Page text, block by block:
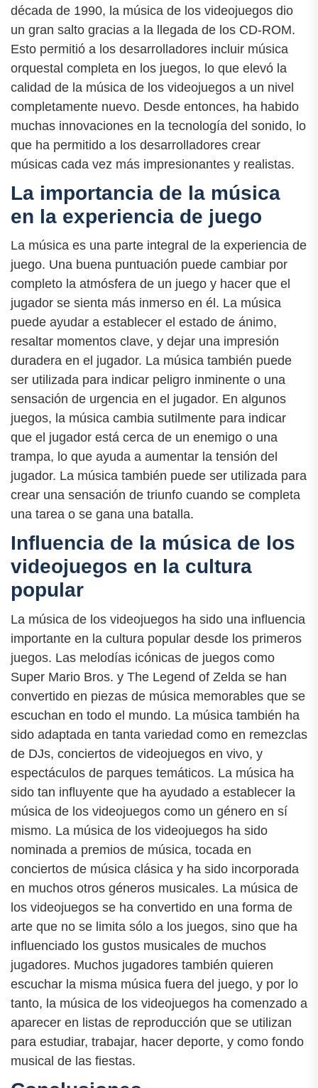
década de 1990, la música de los videojuegos dio
un gran salto gracias a la llegada de los CD-ROM.
Esto permitió a los desarrolladores incluir música
orquestal completa en los juegos, lo que elevó la
calidad de la música de los videojuegos a un nivel
completamente nuevo. Desde entonces, ha habido
muchas innovaciones en la tecnología del sonido, lo
que ha permitido a los desarrolladores crear
músicas cada vez más impresionantes y realistas.
La importancia de la música
en la experiencia de juego
La música es una parte integral de la experiencia de
juego. Una buena puntuación puede cambiar por
completo la atmósfera de un juego y hacer que el
jugador se sienta más inmerso en él. La música
puede ayudar a establecer el estado de ánimo,
resaltar momentos clave, y dejar una impresión
duradera en el jugador. La música también puede
ser utilizada para indicar peligro inminente o una
sensación de urgencia en el jugador. En algunos
juegos, la música cambia sutilmente para indicar
que el jugador está cerca de un enemigo o una
trampa, lo que ayuda a aumentar la tensión del
jugador. La música también puede ser utilizada para
crear una sensación de triunfo cuando se completa
una tarea o se gana una batalla.
Influencia de la música de los
videojuegos en la cultura
popular
La música de los videojuegos ha sido una influencia
importante en la cultura popular desde los primeros
juegos. Las melodías icónicas de juegos como
Super Mario Bros. y The Legend of Zelda se han
convertido en piezas de música memorables que se
escuchan en todo el mundo. La música también ha
sido adaptada en tanta variedad como en remezclas
de DJs, conciertos de videojuegos en vivo, y
espectáculos de parques temáticos. La música ha
sido tan influyente que ha ayudado a establecer la
música de los videojuegos como un género en sí
mismo. La música de los videojuegos ha sido
nominada a premios de música, tocada en
conciertos de música clásica y ha sido incorporada
en muchos otros géneros musicales. La música de
los videojuegos se ha convertido en una forma de
arte que no se limita sólo a los juegos, sino que ha
influenciado los gustos musicales de muchos
jugadores. Muchos jugadores también quieren
escuchar la misma música fuera del juego, y por lo
tanto, la música de los videojuegos ha comenzado a
aparecer en listas de reproducción que se utilizan
para estudiar, trabajar, hacer deporte, y como fondo
musical de las fiestas.